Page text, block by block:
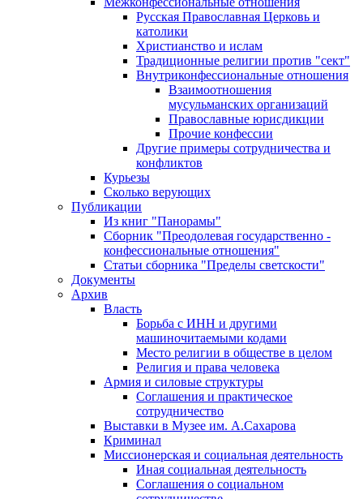
Русская Православная Церковь и
католики
Христианство и ислам
Традиционные религии против "сект"
Внутриконфессиональные отношения
Взаимоотношения
мусульманских организаций
Православные юрисдикции
Прочие конфессии
Другие примеры сотрудничества и
конфликтов
Курьезы
Сколько верующих
Публикации
Из книг "Панорамы"
Сборник "Преодолевая государственно -
конфессиональные отношения"
Статьи сборника "Пределы светскости"
Документы
Архив
Власть
Борьба с ИНН и другими
машиночитаемыми кодами
Место религии в обществе в целом
Религия и права человека
Армия и силовые структуры
Соглашения и практическое
сотрудничество
Выставки в Музее им. А.Сахарова
Криминал
Миссионерская и социальная деятельность
Иная социальная деятельность
Соглашения о социальном